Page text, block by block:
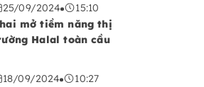
USD vào năm 2024
25/09/2024
15:10
mở tiềm năng thị
Halal toàn cầu
18/09/2024
10:27